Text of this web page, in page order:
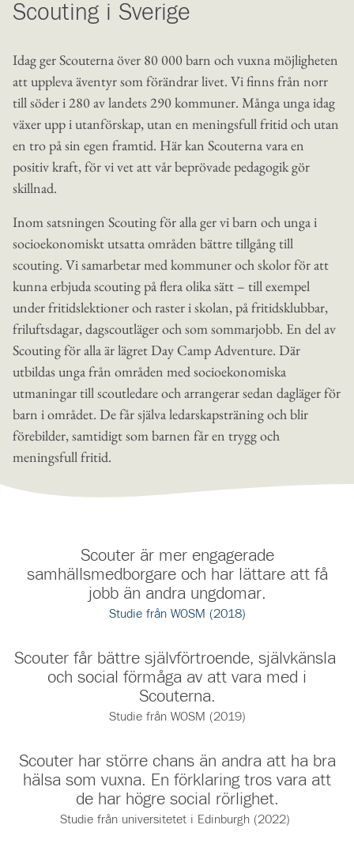
Scouting i Sverige
Idag ger Scouterna över 80 000 barn och vuxna möjligheten
att uppleva äventyr som förändrar livet. Vi finns från norr
till söder i 280 av landets 290 kommuner. Många unga idag
växer upp i utanförskap, utan en meningsfull fritid och utan
en tro på sin egen framtid. Här kan Scouterna vara en
positiv kraft, för vi vet att vår beprövade pedagogik gör
skillnad.
Inom satsningen Scouting för alla ger vi barn och unga i
socioekonomiskt utsatta områden bättre tillgång till
scouting. Vi samarbetar med kommuner och skolor för att
kunna erbjuda scouting på flera olika sätt – till exempel
under fritidslektioner och raster i skolan, på fritidsklubbar,
friluftsdagar, dagscoutläger och som sommarjobb. En del av
Scouting för alla är lägretDay Camp Adventure. Där
utbildas unga från områden med socioekonomiska
utmaningar till​ scoutledare och arrangerar sedan dagläger för
barn i området. De får själva ledarskapsträning och blir
förebilder, samtidigt som barnen får en​ trygg och
meningsfull fritid.
Scouter är mer engagerade
samhällsmedborgare ​och har lättare att få
jobb än andra ungdomar.
Studie från WOSM (2018)
Scouter får bättre självförtroende, självkänsla ​
och social förmåga av att vara med i
Scouterna.
Studie från WOSM (2019)
​Scouter har större chans än andra att ha bra
hälsa ​som vuxna. En förklaring tros ​vara att
de har högre ​social rörlighet.
Studie från universitetet i Edinburgh (2022) ​